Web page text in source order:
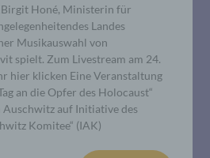
Honé, Ministerin für
Landes
Musikauswahl von
spielt. Zum Livestream am 24.
hier klicken Eine Veranstaltung
an die Opfer des Holocaust“
auf Initiative des
Komitee“ (IAK)